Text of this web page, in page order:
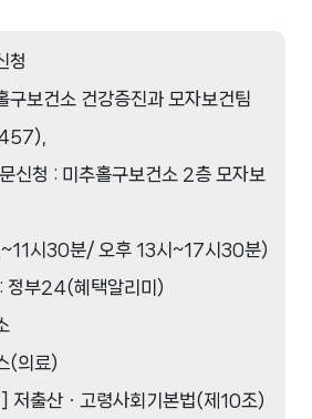
청
구보건소 건강증진과 모자보건팀
),
신청 : 미추홀구보건소 2층 모자보
시30분/ 오후 13시~17시30분)
정부24(혜택알리미)
(의료)
저출산ㆍ고령사회기본법(제10조)